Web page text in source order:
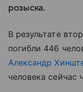
розыска.
В результате
погибли 446
Александр
человека сейчас